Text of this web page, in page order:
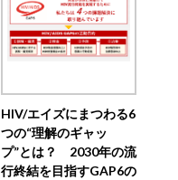
HIV/エイズにまつわる6
つの“理解のギャッ
プ”とは？ 2030年の流
行終結を目指すGAP6の